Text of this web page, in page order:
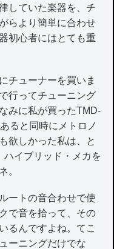
していた楽器を、チ
らより簡単に合わせ
初心者にはとても重
チューナーを買いま
行ってチューニング
みに私が買ったTMD-
ると同時にメトロノ
欲しかった私は、と
ハイブリッド・メカを
。
ートの音合わせで使
で音を拾って、その
るんですよね。てこ
ーニングだけでな